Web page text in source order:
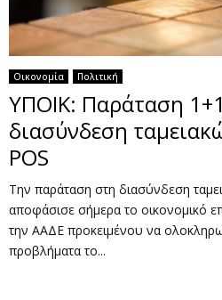
Οικονομία Πολιτική
ΥΠΟΙΚ: Παράταση
διασύνδεση
POS
Την παράταση στη διασύνδεση
αποφάσισε σήμερα το οικονομικό
την ΑΑΔΕ προκειμένου να
προβλήματα το...